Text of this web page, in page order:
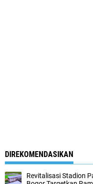
DIREKOMENDASIKAN
Revitalisasi Stadion